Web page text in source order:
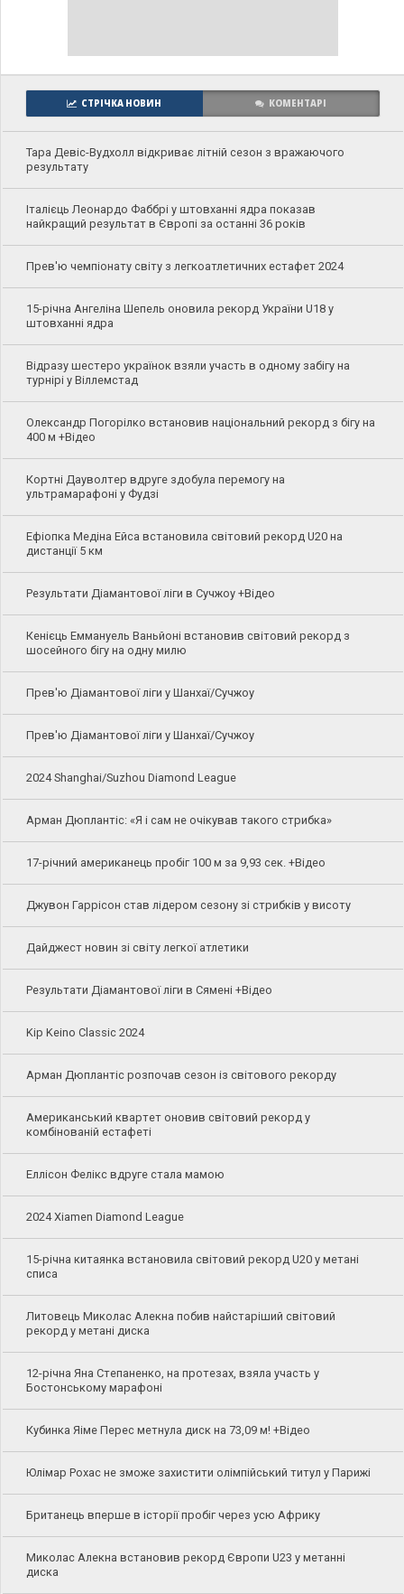
СТРІЧКА НОВИН КОМЕНТАРІ
Тара Девіс-Вудхолл відкриває літній сезон з вражаючого
результату
Італієць Леонардо Фаббрі у штовханні ядра показав
найкращий результат в Європі за останні 36 років
Прев'ю чемпіонату світу з легкоатлетичних естафет 2024
15-річна Ангеліна Шепель оновила рекорд України U18 у
штовханні ядра
Відразу шестеро українок взяли участь в одному забігу на
турнірі у Віллемстад
Олександр Погорілко встановив національний рекорд з бігу на
400 м +Відео
Кортні Дауволтер вдруге здобула перемогу на
ультрамарафоні у Фудзі
Ефіопка Медіна Ейса встановила світовий рекорд U20 на
дистанції 5 км
Результати Діамантової ліги в Сучжоу +Відео
Кенієць Еммануель Ваньйоні встановив світовий рекорд з
шосейного бігу на одну милю
Прев'ю Діамантової ліги у Шанхаї/Сучжоу
Прев'ю Діамантової ліги у Шанхаї/Сучжоу
2024 Shanghai/Suzhou Diamond League
Арман Дюплантіс: «Я і сам не очікував такого стрибка»
17-річний американець пробіг 100 м за 9,93 сек. +Відео
Джувон Гаррісон став лідером сезону зі стрибків у висоту
Дайджест новин зі світу легкої атлетики
Результати Діамантової ліги в Сямені +Відео
Kip Keino Classic 2024
Арман Дюплантіс розпочав сезон із світового рекорду
Американський квартет оновив світовий рекорд у
комбінованій естафеті
Еллісон Фелікс вдруге стала мамою
2024 Xiamen Diamond League
15-річна китаянка встановила світовий рекорд U20 у метані
списа
Литовець Миколас Алекна побив найстаріший світовий
рекорд у метані диска
12-річна Яна Степаненко, на протезах, взяла участь у
Бостонському марафоні
Кубинка Яіме Перес метнула диск на 73,09 м! +Відео
Юлімар Рохас не зможе захистити олімпійський титул у Парижі
Британець вперше в історії пробіг через усю Африку
Миколас Алекна встановив рекорд Європи U23 у метанні
диска